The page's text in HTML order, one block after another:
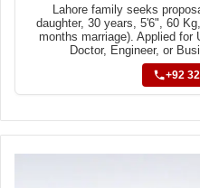
Lahore family seeks
daughter, 30 years, 5'6", 60
months marriage). Applied for
Doctor, Engineer, or
+92